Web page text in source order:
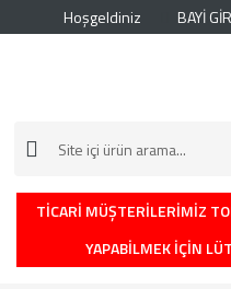
Hoşgeldiniz BAYİ
TİCARİ MÜŞTERİLERİMİZ
YAPABİLMEK İÇİN